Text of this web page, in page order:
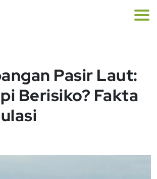
Pasir Laut:
Berisiko? Fakta